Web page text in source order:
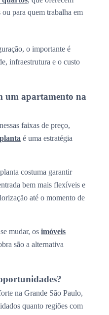
para quem trabalha em
o importante é
infraestrutura e o custo
um apartamento na
faixas de preço,
é uma estratégia
costuma garantir
bem mais flexíveis e
até o momento de
mudar, os imóveis
são a alternativa
na Grande São Paulo,
quanto regiões com